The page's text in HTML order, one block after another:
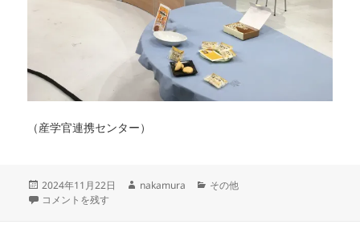
（産学官連携センター）
投
稿
2024年11月22日
作
nakamura
カ
その他
コープ産直こめたまごと生協牛乳の「たまーじゅ」 に
コメントを残す